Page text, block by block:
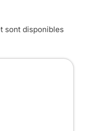
sont disponibles